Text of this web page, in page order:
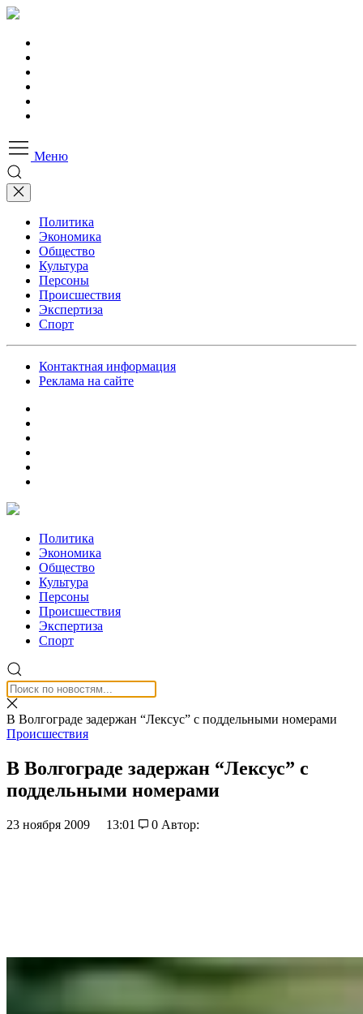
Меню
Политика
Экономика
Общество
Культура
Персоны
Происшествия
Экспертиза
Спорт
Контактная информация
Реклама на сайте
Политика
Экономика
Общество
Культура
Персоны
Происшествия
Экспертиза
Спорт
В Волгограде задержан “Лексус” с поддельными номерами
Происшествия
В Волгограде задержан “Лексус” с
поддельными номерами
23 ноября 2009 13:01 0 Автор: